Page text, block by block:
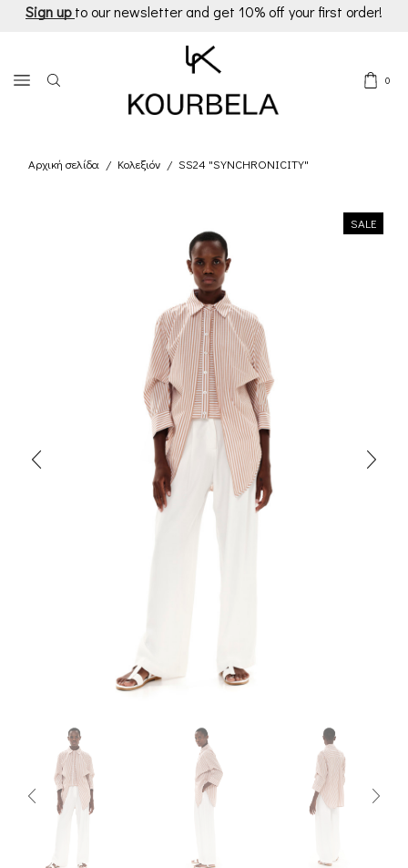
Sign up to our newsletter and get 10% off your first order!
0
Αρχική σελίδα / Κολεξιόν / SS24 "SYNCHRONICITY"
SALE